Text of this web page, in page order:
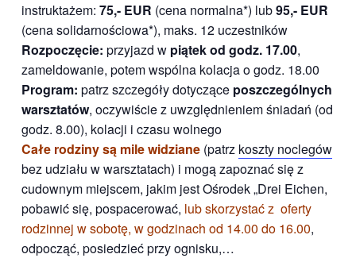
instruktażem: 75,- EUR (cena normalna*) lub95,- EUR
(cena solidarnościowa*), maks. 12 uczestników
Rozpoczęcie: przyjazd w piątek od godz. 17.00,
zameldowanie, potem wspólna kolacja o godz. 18.00
Program: patrz szczegóły dotyczące poszczególnych
warsztatów, oczywiście z uwzględnieniem śniadań (od
godz. 8.00), kolacji i czasu wolnego
Całe rodziny są mile widziane(patrz koszty noclegów
bez udziału w warsztatach) i mogą zapoznać się z
cudownym miejscem, jakim jest Ośrodek „Drei Eichen,
pobawić się, pospacerować, lub skorzystać z oferty
rodzinnej w sobotę, w godzinach od 14.00 do 16.00,
odpocząć, posiedzieć przy ognisku,…